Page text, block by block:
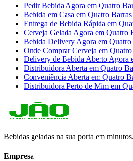
Pedir Bebida Agora em Quatro
Bebida em Casa em Quatro Barras
Entrega de Bebida Rápida em
Cerveja Gelada Agora em Quatro
Bebida Delivery Agora em Quatro
Onde Comprar Cerveja em Quatro
Delivery de Bebida Aberto Agora
Distribuidora Aberta em Quatro
Conveniência Aberta em Quatro
Distribuidora Perto de Mim em
Bebidas geladas na sua porta em minutos.
Empresa